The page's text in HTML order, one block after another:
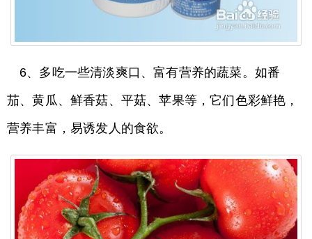
6、多吃一些清淡爽口、富有营养的蔬菜。如番
茄、黄瓜、鲜香菇、平菇、苹果等，它们色彩鲜艳，
营养丰富，易诱发人的食欲。